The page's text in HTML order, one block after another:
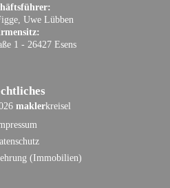
Uwe Lübben
1 - 26427 Esens
maklerkreisel
(Immobilien)